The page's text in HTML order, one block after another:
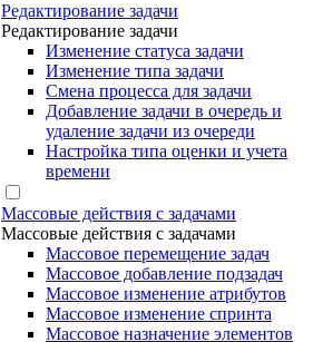
Редактирование задачи
Редактирование задачи
Изменение статуса задачи
Изменение типа задачи
Смена процесса для задачи
Добавление задачи в очередь и
удаление задачи из очереди
Настройка типа оценки и учета
времени
Массовые действия с задачами
Массовые действия с задачами
Массовое перемещение задач
Массовое добавление подзадач
Массовое изменение атрибутов
Массовое изменение спринта
Массовое назначение элементов